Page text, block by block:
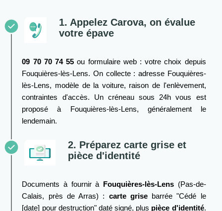
1. Appelez Carova, on évalue
votre épave
09 70 70 74 55 ou formulaire web : votre choix depuis
Fouquières-lès-Lens. On collecte : adresse Fouquières-
lès-Lens, modèle de la voiture, raison de l'enlèvement,
contraintes d'accès. Un créneau sous 24h vous est
proposé à Fouquières-lès-Lens, généralement le
lendemain.
2. Préparez carte grise et
pièce d'identité
Documents à fournir à Fouquières-lès-Lens(Pas-de-
Calais, près de Arras) : carte grisebarrée "Cédé le
[date] pour destruction" daté signé, plus pièce d'identité.